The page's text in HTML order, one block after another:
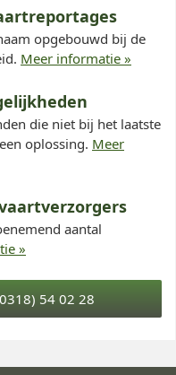
opgebouwd bij de
Meer informatie »
die niet bij het laatste
oplossing. Meer
aantal
»